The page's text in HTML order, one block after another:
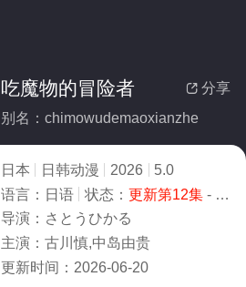
 分享
吃魔物的冒险者
别名：chimowudemaoxianzhe
日本 日韩动漫 2026
5.0
语言： 日语 状态： 更新第12集- 免费在线观看
导演： さとうひかる
主演： 古川慎,中岛由贵
更新时间： 2026-06-20